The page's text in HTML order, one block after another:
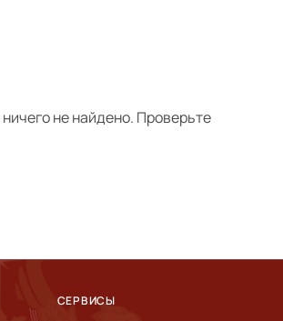
ничего не найдено. Проверьте
СЕРВИСЫ